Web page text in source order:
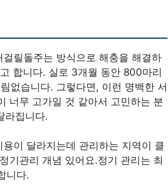
릴돌주는 방식으로 해충을 해결하
합니다. 실로 3개월 동안 800마리
없습니다. 그렇다면, 이런 명백한 서
너무 고가일 것 같아서 고민하는 분
라집니다.
이 달라지는데 관리하는 지역이 클
기관리 개념 있어요.정기 관리는 최
니다.